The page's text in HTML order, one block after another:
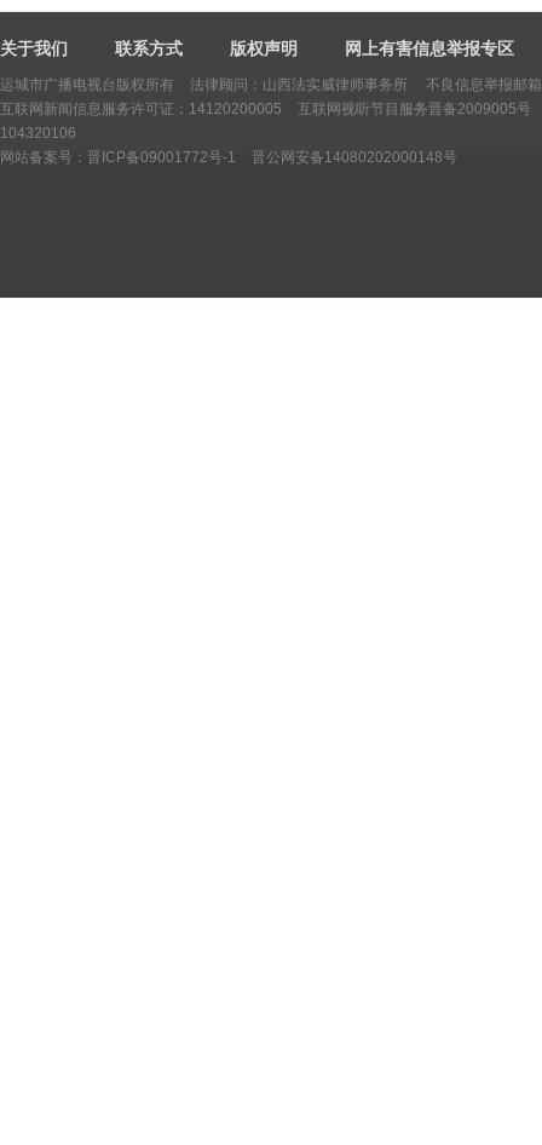
关于我们 联系方式 版权声明 网上有害信息举报专区
运城市广播电视台版权所有
法律顾问：山西法实威律师事务所 不良信息举报邮
互联网新闻信息服务许可证：14120200005
互联网视听节目服务晋备2009005号
104320106
网站备案号：晋ICP备09001772号-1
晋公网安备14080202000148号